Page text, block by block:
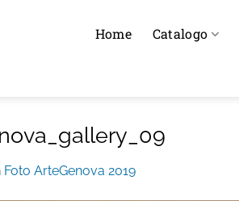
Home Catalogo
Foto ArteGenova 2019